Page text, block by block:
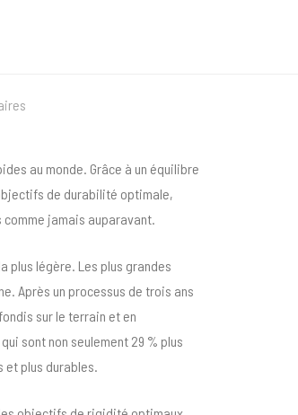
au monde. Grâce à un équilibre
de durabilité optimale,
comme jamais auparavant.
la plus légère. Les plus grandes
Après un processus de trois ans
sur le terrain et en
sont non seulement 29 % plus
et plus durables.